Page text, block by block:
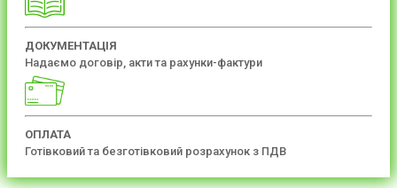
ДОКУМЕНТАЦІЯ
Надаємо договір, акти та рахунки-фактури
ОПЛАТА
Готівковий та безготівковий розрахунок з ПДВ